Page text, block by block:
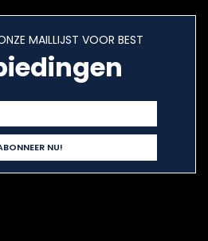
MAILLIJST VOOR BEST